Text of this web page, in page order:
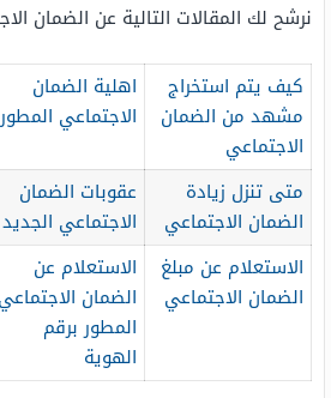
نرشح لك المقالات التالية عن الضمان
كيف يتم استخراج
مشهد من الضمان
الاجتماعي
اهلية الضمان
الاجتماعي المطور
متى تنزل زيادة
الضمان الاجتماعي
عقوبات الضمان
الاجتماعي الجديد
الاستعلام عن مبلغ
الضمان الاجتماعي
الاستعلام عن
الضمان الاجتماعي
المطور برقم
الهوية